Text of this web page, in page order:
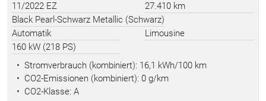
11/2022 EZ
27.410 km
Black Pearl-Schwarz Metallic (Schwarz)
Automatik
Limousine
160 kW (218 PS)
• Stromverbrauch (kombiniert): 16,1 kWh/100 km
• CO2-Emissionen (kombiniert): 0 g/km
• CO2-Klasse: A